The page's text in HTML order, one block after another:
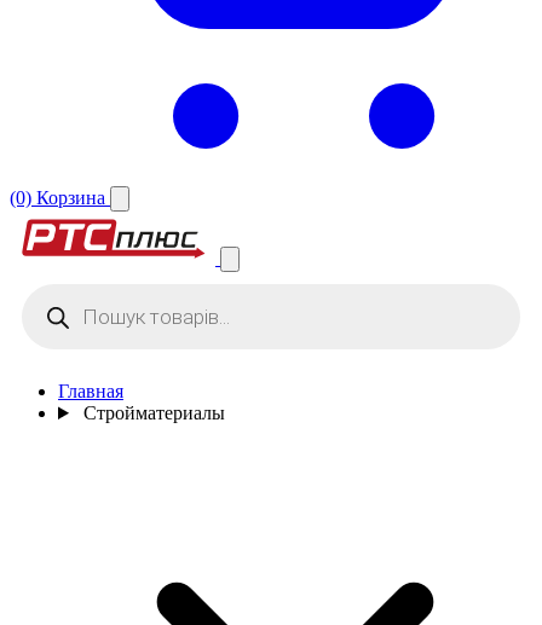
(0) Корзина
товаров
Главная
Стройматериалы